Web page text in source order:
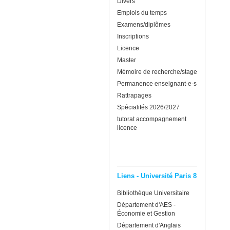
Emplois du temps
Examens/diplômes
Inscriptions
Licence
Master
Mémoire de recherche/stage
Permanence enseignant-e-s
Rattrapages
Spécialités 2026/2027
tutorat accompagnement
licence
Liens - Université Paris 8
Bibliothèque Universitaire
Département d'AES -
Économie et Gestion
Département d'Anglais